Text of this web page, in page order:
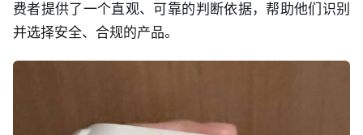
费者提供了一个直观、可靠的判断依据，帮助他们识别
并选择安全、合规的产品。